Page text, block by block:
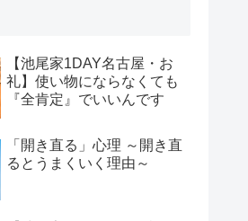
【池尾家1DAY名古屋・お
礼】使い物にならなくても
『全肯定』でいいんです
「開き直る」心理 ～開き直
るとうまくいく理由～